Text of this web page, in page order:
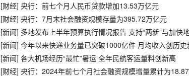
[财经] 央行：前七个月人民币贷款增加13.53万亿元
[财经] 央行：7月末社会融资规模存量为395.72万亿元
[新闻] 多地发布上半年预算执行情况报告 支持“两新”与加快
[新闻] 今年以来快递业务量已突破1000亿件 月均收入创历史
[新闻] 各大机场经历“最忙”暑运 全年民航客运量料创新高
[财经] 央行：2024年前七个月社会融资规模增量累计为